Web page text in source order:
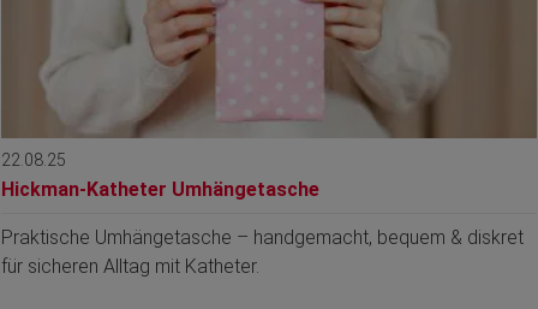
22.08.25
Hickman-Katheter Umhängetasche
Praktische Umhängetasche – handgemacht, bequem & diskret
für sicheren Alltag mit Katheter.